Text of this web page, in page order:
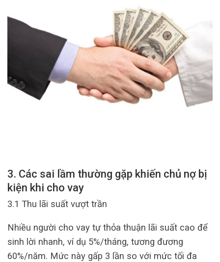
3. Các sai lầm thường gặp khiến chủ nợ bị
kiện khi cho vay
3.1 Thu lãi suất vượt trần
Nhiều người cho vay tự thỏa thuận lãi suất cao để
sinh lời nhanh, ví dụ 5%/tháng, tương đương
60%/năm. Mức này gấp 3 lần so với mức tối đa